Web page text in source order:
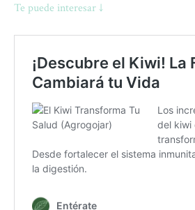
Te puede interesar ↓